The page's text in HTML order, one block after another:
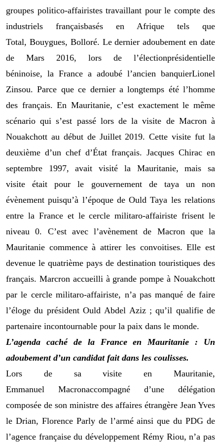
groupes politico-affairistes travaillant pour le compte des
industriels françaisbasés en Afrique tels que
Total, Bouygues, Bolloré. Le dernier adoubement en date
de
Mars 2016, lors de l’électionprésidentielle
béninoise, la France a adoubé l’ancien banquierLionel
Zinsou. Parce que ce dernier a longtemps été l’homme
des français. En Mauritanie, c’est exactement le même
scénario qui s’est passé lors de la visite de Macron à
Nouakchott au début de Juillet 2019. Cette visite fut la
deuxième d’un chef d’État français. Jacques Chirac en
septembre 1997, avait visité
la Mauritanie, mais sa
visite
était pour le gouvernement de taya un non
évènement puisqu’à l’époque de Ould Taya les relations
entre la France et le cercle militaro-affairiste frisent le
niveau 0. C’est avec l’avènement de Macron que la
Mauritanie commence à attirer les convoitises. Elle est
devenue le quatrième pays de destination touristiques des
français. Marcron accueilli à grande pompe à Nouakchott
par le cercle militaro-affairiste, n’a pas manqué de faire
l’éloge du président Ould Abdel Aziz ; qu’il qualifie de
partenaire incontournable pour la paix dans le monde.
L’agenda caché de la France en Mauritanie : Un
adoubement d’un candidat fait dans les coulisses.
Lors de sa visite
en
Mauritanie,
Emmanuel
Macronaccompagné d’une
délégation
composée de son ministre des affaires étrangère Jean Yves
le Drian, Florence Parly de l’armé ainsi que du PDG de
l’agence française du développement Rémy Riou, n’a pas